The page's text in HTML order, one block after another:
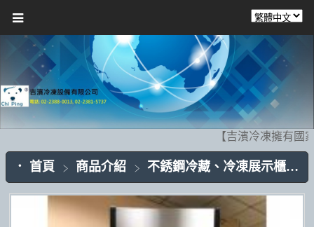
【吉濱冷凍擁有國
首頁 商品介紹 不銹鋼冷藏、冷凍展示櫃CP002